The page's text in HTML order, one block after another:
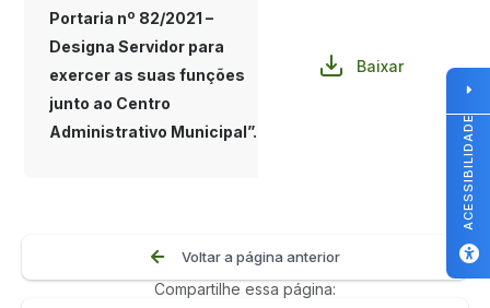
Portaria nº 82/2021 –
Designa Servidor para
exercer as suas funções
junto ao Centro
Administrativo Municipal”.
Baixar
Voltar a página anterior
Compartilhe essa página:
ACESSIBILIDADE